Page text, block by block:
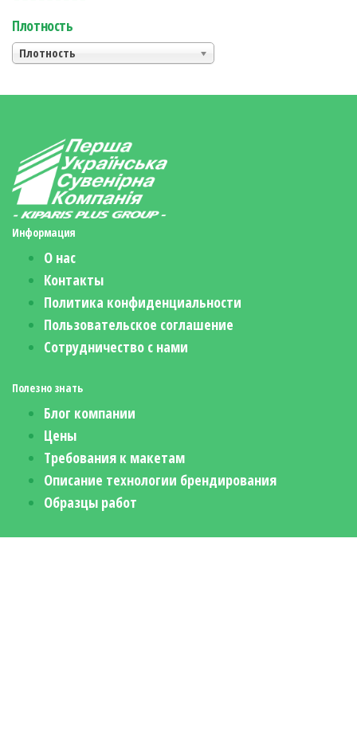
Плотность
Плотность
Информация
О нас
Контакты
Политика конфиденциальности
Пользовательское соглашение
Сотрудничество с нами
Полезно знать
Блог компании
Цены
Требования к макетам
Описание технологии брендирования
Образцы работ